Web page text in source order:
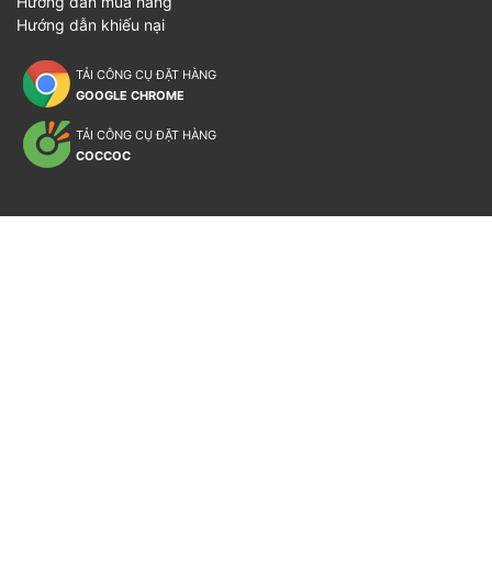
Hướng dẫn khiếu nại
TẢI CÔNG CỤ ĐẶT HÀNG
GOOGLE CHROME
TẢI CÔNG CỤ ĐẶT HÀNG
COCCOC